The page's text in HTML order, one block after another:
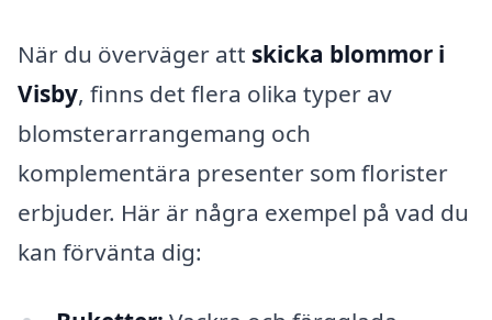
När du överväger att skicka blommor i
Visby, finns det flera olika typer av
blomsterarrangemang och
komplementära presenter som florister
erbjuder. Här är några exempel på vad du
kan förvänta dig: